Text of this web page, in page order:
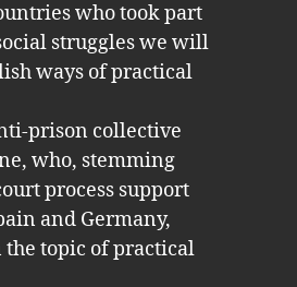
who took part
struggles we will
ways of practical
prison collective
who, stemming
process support
and Germany,
the topic of practical